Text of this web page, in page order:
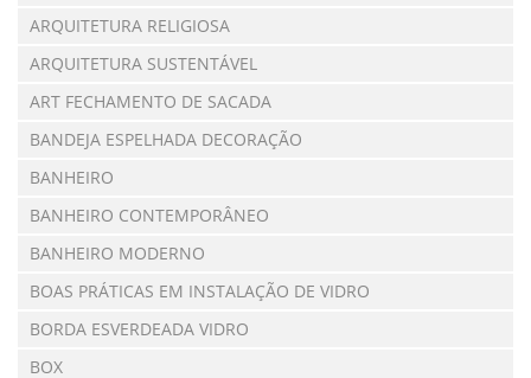
ARQUITETURA RELIGIOSA
ARQUITETURA SUSTENTÁVEL
ART FECHAMENTO DE SACADA
BANDEJA ESPELHADA DECORAÇÃO
BANHEIRO
BANHEIRO CONTEMPORÂNEO
BANHEIRO MODERNO
BOAS PRÁTICAS EM INSTALAÇÃO DE VIDRO
BORDA ESVERDEADA VIDRO
BOX